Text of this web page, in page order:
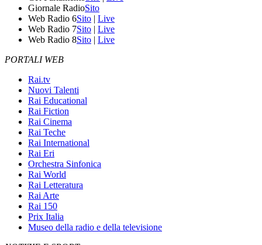
Giornale RadioSito
Web Radio 6Sito | Live
Web Radio 7Sito | Live
Web Radio 8Sito | Live
PORTALI WEB
Rai.tv
Nuovi Talenti
Rai Educational
Rai Fiction
Rai Cinema
Rai Teche
Rai International
Rai Eri
Orchestra Sinfonica
Rai World
Rai Letteratura
Rai Arte
Rai 150
Prix Italia
Museo della radio e della televisione